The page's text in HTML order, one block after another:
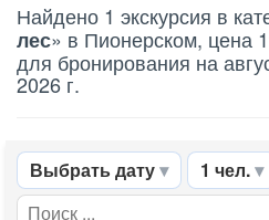
Найдено 1 экскурсия в
лес» в Пионерском, цена
для бронирования на
2026 г.
Выбрать дату 1 чел.